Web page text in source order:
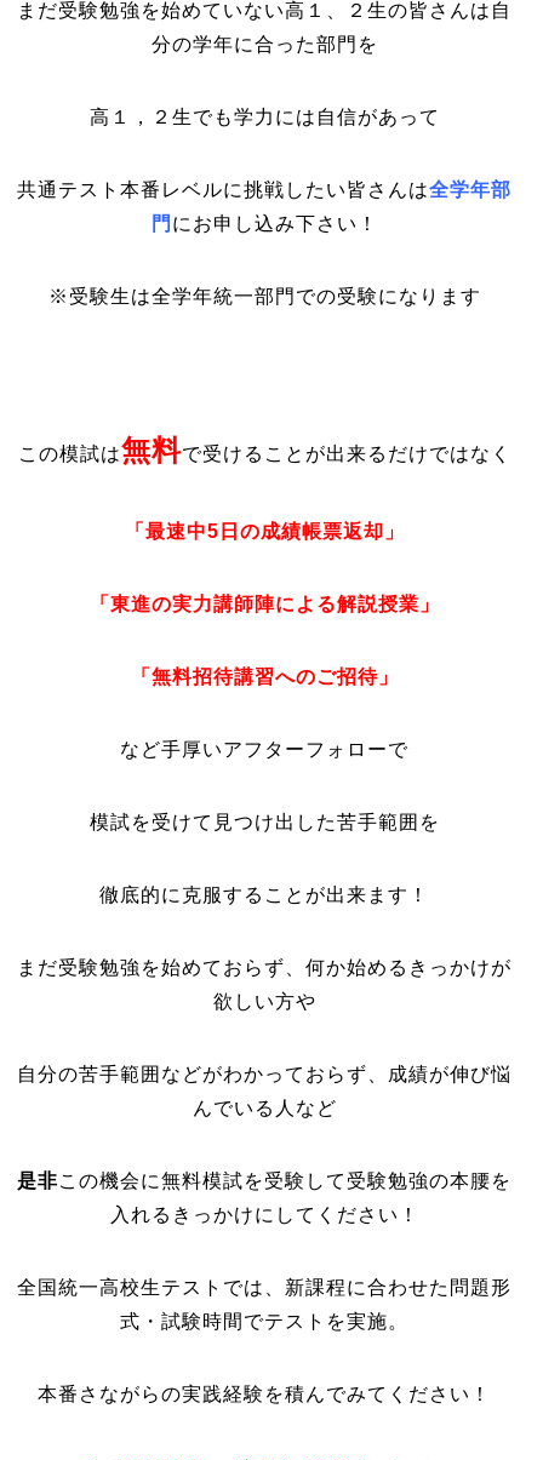
まだ受験勉強を始めていない高１、２生の皆さんは自
分の学年に合った部門を
高１，２生でも学力には自信があって
共通テスト本番レベルに挑戦したい皆さんは全学年部
門 にお申し込み下さい！
※受験生は全学年統一部門での受験になります
この模試は無料で受けることが出来るだけではなく
「最速中5日の成績帳票返却」
「東進の実力講師陣による解説授業」
「無料招待講習へのご招待」
など手厚いアフターフォローで
模試を受けて見つけ出した苦手範囲を
徹底的に克服することが出来ます！
まだ受験勉強を始めておらず、何か始めるきっかけが
欲しい方や
自分の苦手範囲などがわかっておらず、成績が伸び悩
んでいる人など
是非この機会に無料模試を受験して受験勉強の本腰を
入れるきっかけにしてください！
全国統一高校生テストでは、 新課程に合わせた問題形
式・試験時間 でテストを実施。
本番さながらの実践経験を積んでみてください！